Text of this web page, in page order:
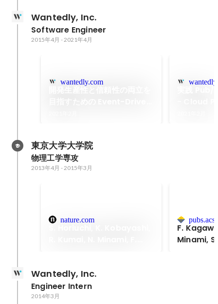
Wantedly, Inc.
Software Engineer
2015年4月 - 2021年4月
wantedly.com
東京大学大学院
物理工学専攻
2013年4月 - 2015年3月
nature.com
ferroelectricity in
charge-transfer complex
crystals", Nature
F.
Minami,
Wantedly, Inc.
Engineer Intern
2014年3月